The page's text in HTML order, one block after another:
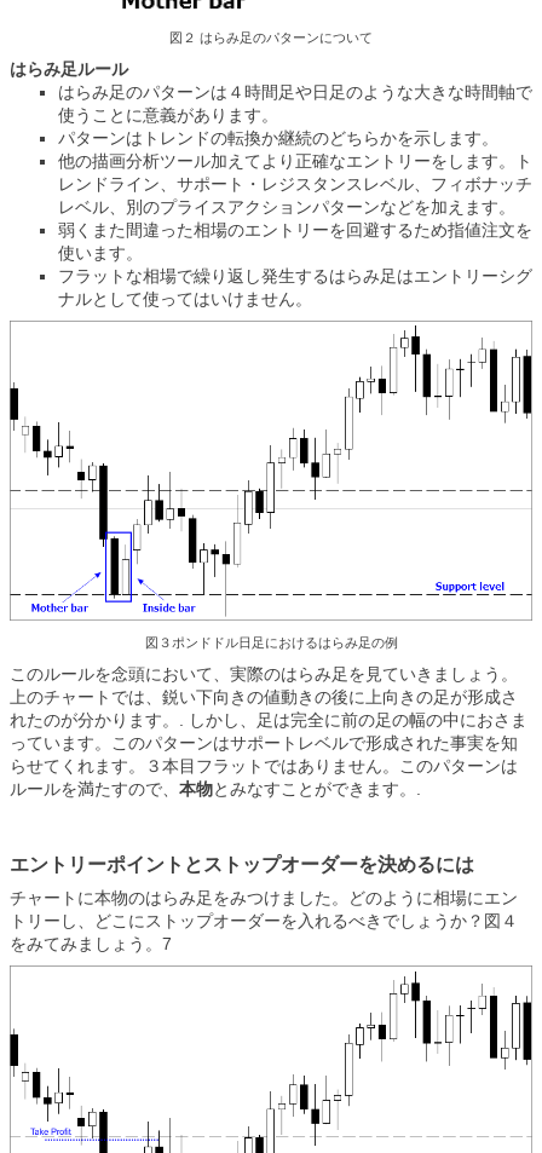
図２ はらみ足のパターンについて
はらみ足ルール
はらみ足のパターンは４時間足や日足のような大きな時間軸で
使うことに意義があります。
パターンはトレンドの転換か継続のどちらかを示します。
他の描画分析ツール加えてより正確なエントリーをします。ト
レンドライン、サポート・レジスタンスレベル、フィボナッチ
レベル、別のプライスアクションパターンなどを加えます。
弱くまた間違った相場のエントリーを回避するため指値注文を
使います。
フラットな相場で繰り返し発生するはらみ足はエントリーシグ
ナルとして使ってはいけません。
図３ポンドドル日足におけるはらみ足の例
このルールを念頭において、実際のはらみ足を見ていきましょう。
上のチャートでは、鋭い下向きの値動きの後に上向きの足が形成さ
れたのが分かります。. しかし、足は完全に前の足の幅の中におさま
っています。このパターンはサポートレベルで形成された事実を知
らせてくれます。３本目フラットではありません。このパターンは
ルールを満たすので、 本物とみなすことができます。.
エントリーポイントとストップオーダーを決めるには
チャートに本物のはらみ足をみつけました。どのように相場にエン
トリーし、どこにストップオーダーを入れるべきでしょうか？図４
をみてみましょう。7